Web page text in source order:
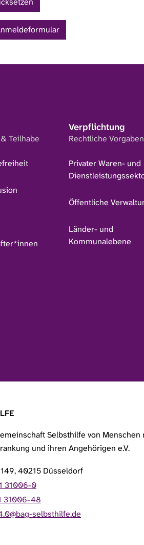
Teilhabe
Verpflichtung
Rechtliche Vorgaben
Privater Waren- und
Öffentliche
Länder- und
Kommunalebene
Selbsthilfe von Menschen
und ihren Angehörigen e.V.
40215 Düsseldorf
31006-0
31006-48
selbsthilfe.de